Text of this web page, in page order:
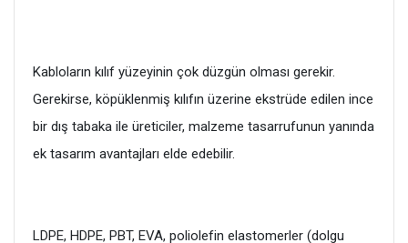
Kabloların kılıf yüzeyinin çok düzgün olması gerekir.
Gerekirse, köpüklenmiş kılıfın üzerine ekstrüde edilen ince
bir dış tabaka ile üreticiler, malzeme tasarrufunun yanında
ek tasarım avantajları elde edebilir.
LDPE, HDPE, PBT, EVA, poliolefin elastomerler (dolgu